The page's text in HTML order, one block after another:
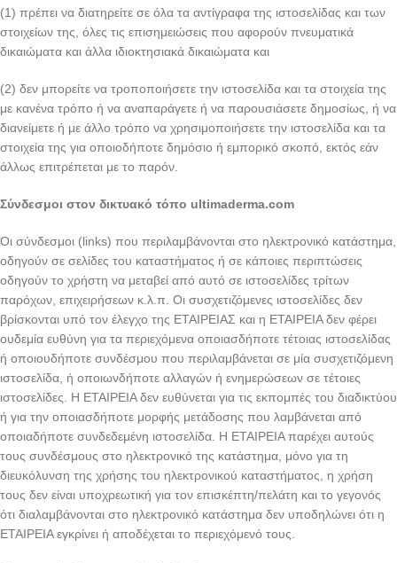
(1) πρέπει να διατηρείτε σε όλα τα αντίγραφα της ιστοσελίδας και των
στοιχείων της, όλες τις επισημειώσεις που αφορούν πνευματικά
δικαιώματα και άλλα ιδιοκτησιακά δικαιώματα και
(2) δεν μπορείτε να τροποποιήσετε την ιστοσελίδα και τα στοιχεία της
με κανένα τρόπο ή να αναπαράγετε ή να παρουσιάσετε δημοσίως, ή να
διανείμετε ή με άλλο τρόπο να χρησιμοποιήσετε την ιστοσελίδα και τα
στοιχεία της για οποιοδήποτε δημόσιο ή εμπορικό σκοπό, εκτός εάν
άλλως επιτρέπεται με το παρόν.
Σύνδεσμοι στον δικτυακό τόπο ultimaderma.com
Οι σύνδεσμοι (links) που περιλαμβάνονται στο ηλεκτρονικό κατάστημα,
οδηγούν σε σελίδες του καταστήματος ή σε κάποιες περιπτώσεις
οδηγούν το χρήστη να μεταβεί από αυτό σε ιστοσελίδες τρίτων
παρόχων, επιχειρήσεων κ.λ.π. Οι συσχετιζόμενες ιστοσελίδες δεν
βρίσκονται υπό τον έλεγχο της ΕΤΑΙΡΕΙΑΣ και η ΕΤΑΙΡΕΙΑ δεν φέρει
ουδεμία ευθύνη για τα περιεχόμενα οποιασδήποτε τέτοιας ιστοσελίδας
ή οποιουδήποτε συνδέσμου που περιλαμβάνεται σε μία συσχετιζόμενη
ιστοσελίδα, ή οποιωνδήποτε αλλαγών ή ενημερώσεων σε τέτοιες
ιστοσελίδες. Η EΤΑΙΡΕΙΑ δεν ευθύνεται για τις εκπομπές του διαδικτύου
ή για την οποιασδήποτε μορφής μετάδοσης που λαμβάνεται από
οποιαδήποτε συνδεδεμένη ιστοσελίδα. Η ΕΤΑΙΡΕΙΑ παρέχει αυτούς
τους συνδέσμους στο ηλεκτρονικό της κατάστημα, μόνο για τη
διευκόλυνση της χρήσης του ηλεκτρονικού καταστήματος, η χρήση
τους δεν είναι υποχρεωτική για τον επισκέπτη/πελάτη και το γεγονός
ότι διαλαμβάνονται στο ηλεκτρονικό κατάστημα δεν υποδηλώνει ότι η
ΕΤΑΙΡΕΙΑ εγκρίνει ή αποδέχεται το περιεχόμενό τους.